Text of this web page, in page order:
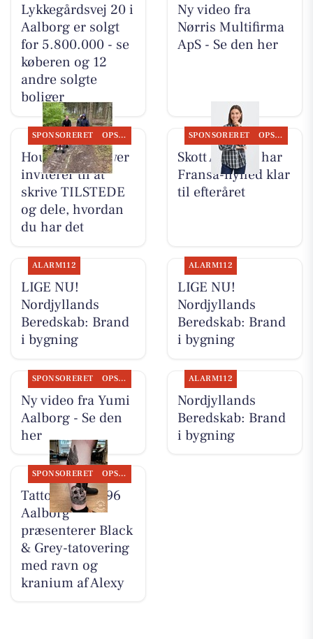
Lykkegårdsvej 20 i
Aalborg er solgt
for 5.800.000 - se
køberen og 12
andre solgte
boliger
Ny video fra
Nørris Multifirma
ApS - Se den her
SPONSORERET OPSLAGSTAVLEN
Houen Life Power
inviterer til at
skrive TILSTEDE
og dele, hvordan
du har det
SPONSORERET OPSLAGSTAVLEN
Skott Aalborg har
Fransa-nyhed klar
til efteråret
ALARM112
LIGE NU!
Nordjyllands
Beredskab: Brand
i bygning
ALARM112
LIGE NU!
Nordjyllands
Beredskab: Brand
i bygning
SPONSORERET OPSLAGSTAVLEN
Ny video fra Yumi
Aalborg - Se den
her
ALARM112
Nordjyllands
Beredskab: Brand
i bygning
SPONSORERET OPSLAGSTAVLEN
Tattoo Studio 96
Aalborg
præsenterer Black
& Grey-tatovering
med ravn og
kranium af Alexy